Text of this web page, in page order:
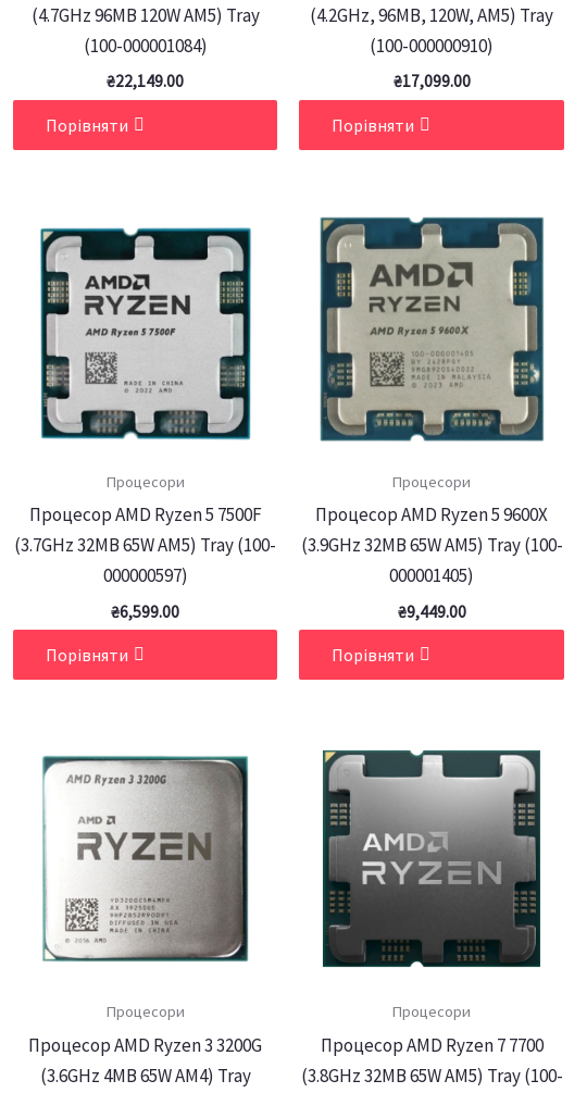
(4.7GHz 96MB 120W AM5) Tray
(100-000001084)
₴22,149.00
Порівняти
(4.2GHz, 96MB, 120W, AM5) Tray
(100-000000910)
₴17,099.00
Порівняти
Процесори
Процесор AMD Ryzen 5 7500F
(3.7GHz 32MB 65W AM5) Tray (100-
000000597)
₴6,599.00
Порівняти
Процесори
Процесор AMD Ryzen 5 9600X
(3.9GHz 32MB 65W AM5) Tray (100-
000001405)
₴9,449.00
Порівняти
Процесори
Процесор AMD Ryzen 3 3200G
(3.6GHz 4MB 65W AM4) Tray
Процесори
Процесор AMD Ryzen 7 7700
(3.8GHz 32MB 65W AM5) Tray (100-